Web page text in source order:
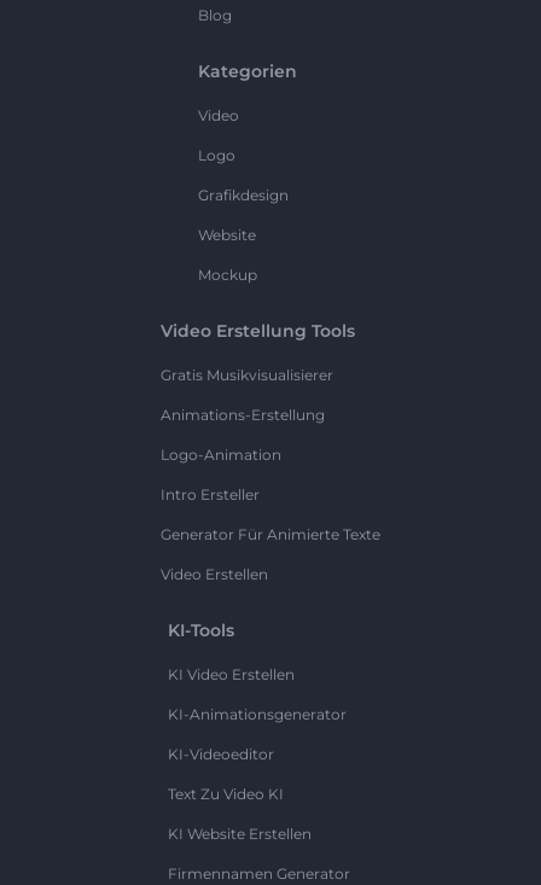
Blog
Kategorien
Video
Logo
Grafikdesign
Website
Mockup
Video Erstellung Tools
Gratis Musikvisualisierer
Animations-Erstellung
Logo-Animation
Intro Ersteller
Generator Für Animierte Texte
Video Erstellen
KI-Tools
KI Video Erstellen
KI-Animationsgenerator
KI-Videoeditor
Text Zu Video KI
KI Website Erstellen
Firmennamen Generator